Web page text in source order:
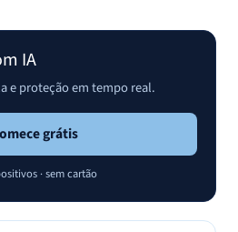
IA
e proteção em tempo real.
grátis
· sem cartão